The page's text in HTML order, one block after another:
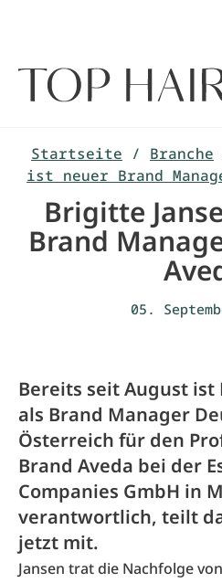
Startseite / Branche
ist neuer Brand
Brigitte
Brand
05.
Bereits seit August ist
als Brand Manager
Österreich für den
Brand Aveda bei der
Companies GmbH in
verantwortlich, teilt
jetzt mit.
Jansen trat die Nachfolge